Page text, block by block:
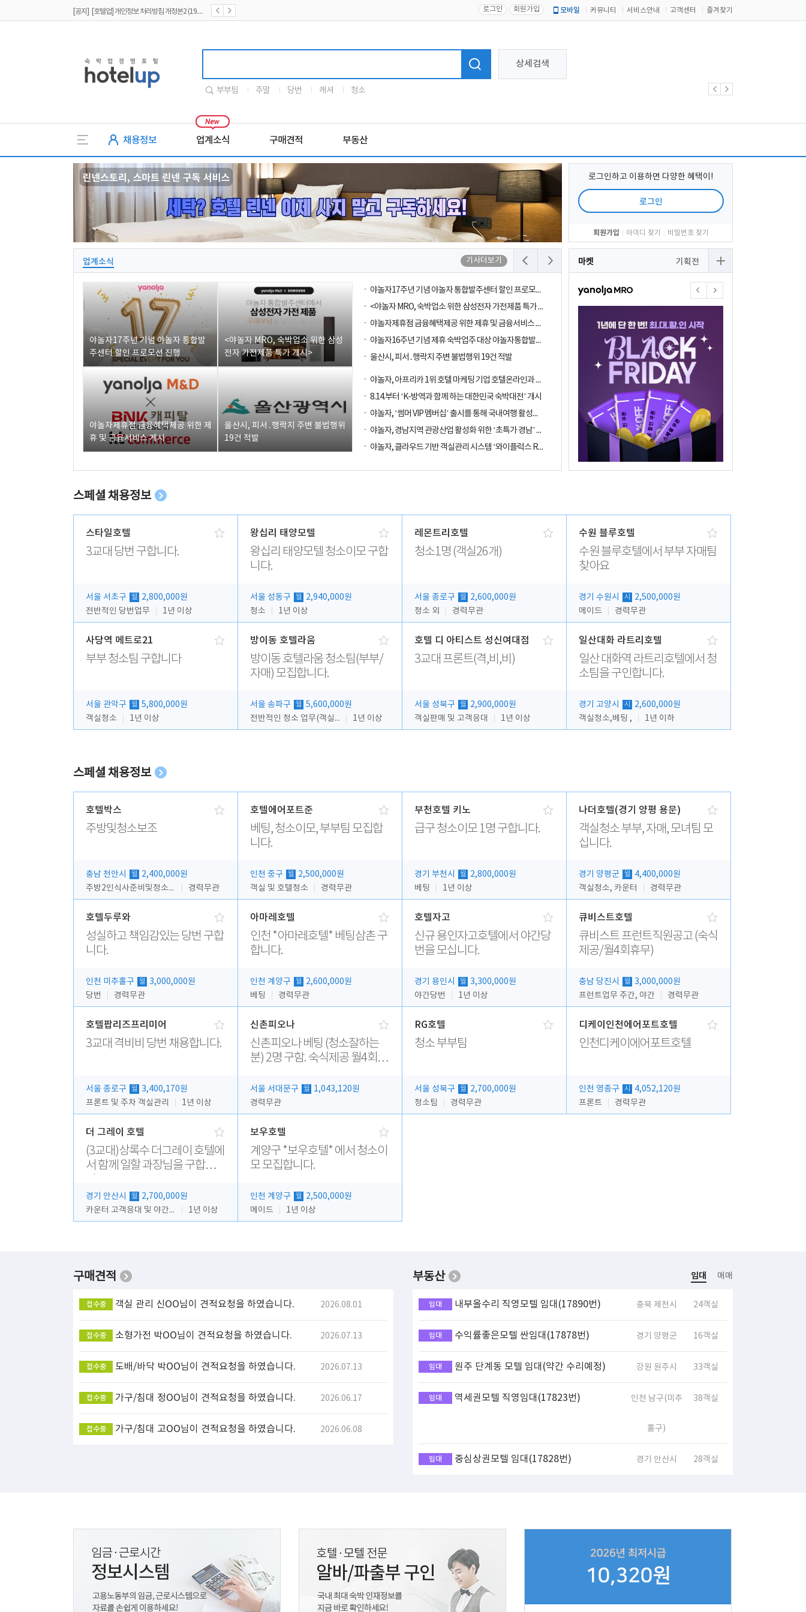
[공지] [호텔업] 개인정보 처리방침 개정본1 (19.09.02) 로그인 회원가입 모바일 커뮤니티 서비스안내 고객센터 즐겨찾기
상세검색
부부팀 주말 당번 캐셔 청소
채용정보 업계소식 구매견적 부동산
업계소식 기사더보기
야놀자17주년 기념 야놀자 통합발
주센터 할인 프로모션 진행
<야놀자 MRO, 숙박업소 위한 삼성
전자 가전제품 특가 개시>
야놀자제휴점 금융혜택제공 위한 제
휴 및 금융서비스 게시
울산시, 피서․행락지 주변 불법행위
19건 적발
야놀자17주년 기념 야놀자 통합발주센터 할인 프로모션 진행
<야놀자 MRO, 숙박업소 위한 삼성전자 가전제품 특가 개시>
야놀자제휴점 금융혜택제공 위한 제휴 및 금융서비스 게시
야놀자16주년 기념 제휴 숙박업주 대상 야놀자통합발주센터 할인쿠폰 증정
울산시, 피서․행락지 주변 불법행위 19건 적발
야놀자, 아프리카 1위 호텔 마케팅 기업 호텔온라인과 전략적 파트너십 체결
8.14.부터 ‘K-방역과 함께 하는 대한민국 숙박대전’ 개시
야놀자, ‘썸머 VIP 멤버십’ 출시를 통해 국내여행 활성화에 박차
야놀자, 경남지역 관광산업 활성화 위한 ‘초특가 경남’ 기획전 진행
야놀자, 클라우드 기반 객실관리 시스템 ‘와이플럭스 RMS’ 출시
로그인하고 이용하면 다양한 혜택이!
로그인
회원가입 아이디 찾기 비밀번호 찾기
마켓 기획전
스페셜 채용정보
스타일호텔
3교대 당번 구합니다.
서울 서초구 월
2,800,000원
전반적인 당번업무
1년 이상
왕십리 태양모텔
왕십리 태양모텔 청소이모 구합
니다.
서울 성동구 월
2,940,000원
청소
1년 이상
레몬트리호텔
청소1명 (객실26개)
서울 종로구 월
2,600,000원
청소 외
경력무관
수원 블루호텔
수원 블루호텔에서 부부 자매팀
찾아요
경기 수원시 시
2,500,000원
메이드
경력무관
사당역 메트로21
부부 청소팀 구합니다
서울 관악구 월
5,800,000원
객실청소
1년 이상
방이동 호텔라움
방이동 호텔라움 청소팀(부부/
자매) 모집합니다.
서울 송파구 월
5,600,000원
전반적인 청소 업무(객실청소.객실정리)
1년 이상
호텔 디 아티스트 성신여대점
3교대 프론트(격,비,비)
서울 성북구 월
2,900,000원
객실판매 및 고객응대
1년 이상
일산대화 라트리호텔
일산 대화역 라트리호텔에서 청
소팀을 구인합니다.
경기 고양시 시
2,600,000원
객실청소,베팅 ,
1년 이하
스페셜 채용정보
호텔박스
주방및청소보조
충남 천안시 월
2,400,000원
주방2인식사준비및청소린렌보조
경력무관
호텔에어포트준
베팅, 청소이모, 부부팀 모집합
니다.
인천 중구 월
2,500,000원
객실 및 호텔청소
경력무관
부천호텔 키노
급구 청소이모 1명 구합니다.
경기 부천시 월
2,800,000원
베팅
1년 이상
나더호텔(경기 양평 용문)
객실청소 부부, 자매, 모녀팀 모
십니다.
경기 양평군 월
4,400,000원
객실청소, 카운터
경력무관
호텔두루와
성실하고 책임감있는 당번 구합
니다.
인천 미추홀구 월
3,000,000원
당번
경력무관
아마레호텔
인천 *아마레호텔* 베팅삼촌 구
합니다.
인천 계양구 월
2,600,000원
베팅
경력무관
호텔자고
신규 용인자고호텔에서 야간당
번을 모십니다.
경기 용인시 월
3,300,000원
야간당번
1년 이상
큐비스트호텔
큐비스트 프런트직원공고 (숙식
제공/월4회휴무)
충남 당진시 월
3,000,000원
프런트업무 주간, 야간
경력무관
호텔팝리즈프리미어
3교대 격비비 당번 채용합니다.
서울 종로구 월
3,400,170원
프론트 및 주차 객실관리
1년 이상
신촌피오나
신촌피오나 베팅 (청소잘하는
분) 2명 구함. 숙식제공 월4회휴
서울 서대문구 월
1,043,120원
경력무관
RG호텔
청소 부부팀
서울 성북구 월
2,700,000원
청소팀
경력무관
디케이인천에어포트호텔
인천디케이에어포트호텔
인천 영종구 시
4,052,120원
프론트
경력무관
더 그레이 호텔
(3교대)상록수 더그레이 호텔에
서 함께 일할 과장님을 구합니
경기 안산시 월
2,700,000원
카운터 고객응대 및 야간더블청소
1년 이상
보우호텔
계양구 *보우호텔* 에서 청소이
모 모집합니다.
인천 계양구 월
2,500,000원
메이드
1년 이상
구매견적
객실 관리
접수중 신OO님이 견적요청을 하였습니다. 2026.08.01
소형가전
접수중 박OO님이 견적요청을 하였습니다. 2026.07.13
도배/바닥
접수중 박OO님이 견적요청을 하였습니다. 2026.07.13
가구/침대
접수중 정OO님이 견적요청을 하였습니다. 2026.06.17
가구/침대
접수중 고OO님이 견적요청을 하였습니다. 2026.06.08
부동산 임대 매매
임대 내부올수리 직영모텔 임대(17890번) 충북 제천시 24객실
임대 수익률좋은모텔 싼임대(17878번) 경기 양평군 16객실
임대 원주 단계동 모텔 임대(약간 수리예정) 강원 원주시 33객실
임대 역세권모텔 직영임대(17823번) 인천 남구(미추
홀구)
38객실
임대 중심상권모텔 임대(17828번) 경기 안산시 28객실